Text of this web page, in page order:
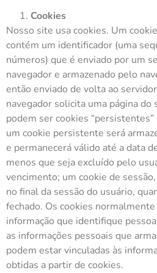
Cookies
Nosso site usa cookies. Um
contém um identificador (uma
números) que é enviado por um
navegador e armazenado pelo
então enviado de volta ao
navegador solicita uma página do
podem ser cookies “persistentes”
um cookie persistente será
e permanecerá válido até a data
menos que seja excluído pelo
vencimento; um cookie de
no final da sessão do usuário,
fechado. Os cookies
informação que identifique
as informações pessoais que
podem estar vinculadas às
obtidas a partir de cookies.